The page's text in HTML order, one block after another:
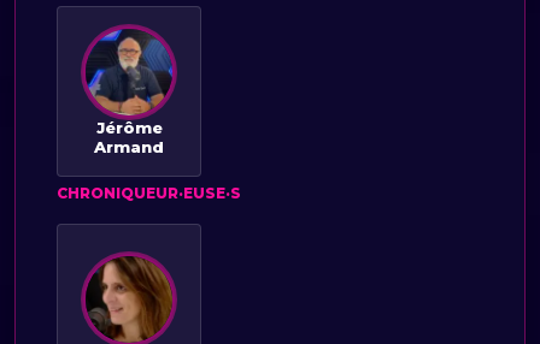
Jérôme
Armand
CHRONIQUEUR·EUSE·S